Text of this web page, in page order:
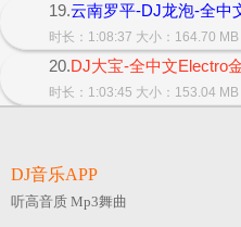
19.云南罗平-DJ龙泡-全中
时长：1:08:37 大小：164.70
20.DJ大宝-全中文Electro
时长：1:03:45 大小：153.04
DJ音乐APP
听高音质 Mp3舞曲